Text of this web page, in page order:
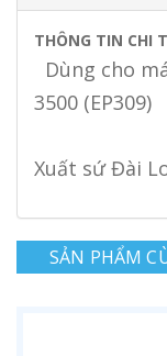
THÔNG TIN CHI
Dùng cho
3500 (EP309)
Xuất sứ Đài
SẢN PHẨM